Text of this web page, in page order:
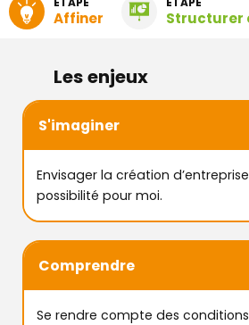
Affiner Structurer
Les enjeux
S'imaginer
Envisager la création
possibilité pour moi.
Comprendre
Se rendre compte des